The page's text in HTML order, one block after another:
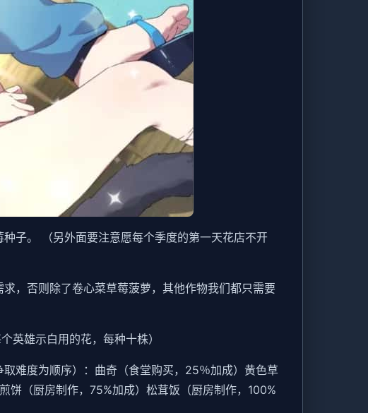
子。 （另外面要注意愿每个季度的第一天花店不开
，否则除了卷心菜草莓菠萝，其他作物我们都只需要
英雄示白用的花，每种十株）
难度为顺序）：曲奇（食堂购买，25％加成）黄色草
（厨房制作，75%加成）松茸饭（厨房制作，100%